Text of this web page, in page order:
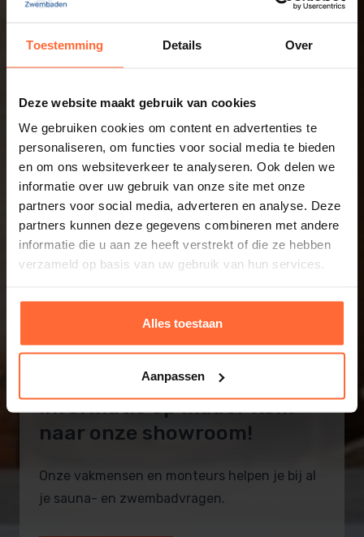
Toestemming Details Over
Deze website maakt gebruik van cookies
We gebruiken cookies om content en advertenties te
personaliseren, om functies voor social media te bieden
en om ons websiteverkeer te analyseren. Ook delen we
informatie over uw gebruik van onze site met onze
partners voor social media, adverteren en analyse. Deze
partners kunnen deze gegevens combineren met andere
informatie die u aan ze heeft verstrekt of die ze hebben
verzameld op basis van uw gebruik van hun services.
Alles toestaan
Aanpassen
Informatie op maat? Kom
naar onze showroom!
Onze vakmensen en monteurs helpen je bij al
je sauna- en zwembadvragen.